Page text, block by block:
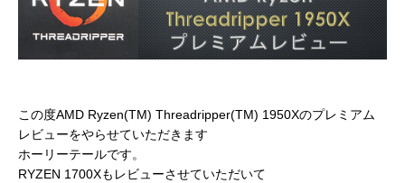
この度AMD Ryzen(TM) Threadripper(TM) 1950Xのプレミアム
レビューをやらせていただきます
ホーリーテールです。
RYZEN 1700Xもレビューさせていただいて